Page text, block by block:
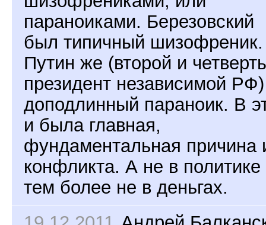
параноиками. Березовский
был типичный шизофреник.
Путин же (второй и
президент независимой
доподлинный параноик. В
и была главная,
фундаментальная причина
конфликта. А не в политике
тем более не в деньгах.